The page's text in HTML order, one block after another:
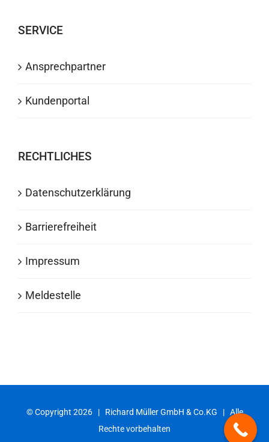
SERVICE
Ansprechpartner
Kundenportal
RECHTLICHES
Datenschutzerklärung
Barrierefreiheit
Impressum
Meldestelle
© Copyright 2026 | Richard Müller GmbH & Co.KG | Alle
Rechte vorbehalten